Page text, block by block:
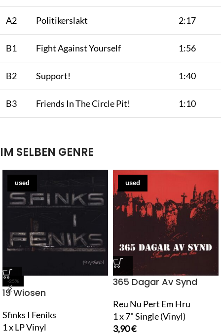
A2 Politikerslakt 2:17
B1 Fight Against Yourself 1:56
B2 Support! 1:40
B3 Friends In The Circle Pit! 1:10
IM SELBEN GENRE
used
-25%
19 Wiosen
Sfinks I Feniks
1 x LP Vinyl
used
365 Dagar Av Synd
Reu Nu Pert Em Hru
1 x 7" Single (Vinyl)
3,90€